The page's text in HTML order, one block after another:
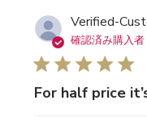
確認済み購入者
For half price